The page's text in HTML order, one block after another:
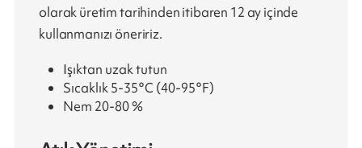
olarak üretim tarihinden itibaren 12 ay içinde
kullanmanızı öneririz.
Işıktan uzak tutun
Sıcaklık 5-35°C (40-95°F)
Nem 20-80 %